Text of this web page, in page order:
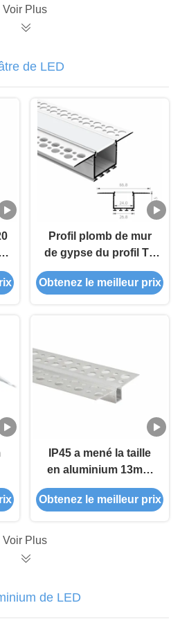
Voir Plus
de LED
Profil plomb de mur
de gypse du profil T5
6063 décoratifs
architecturaux de
Obtenez le meilleur prix
IP45 a mené la taille
en aluminium 13mm
de profil de bande
enfoncé pour la
Obtenez le meilleur prix
Voir Plus
de LED